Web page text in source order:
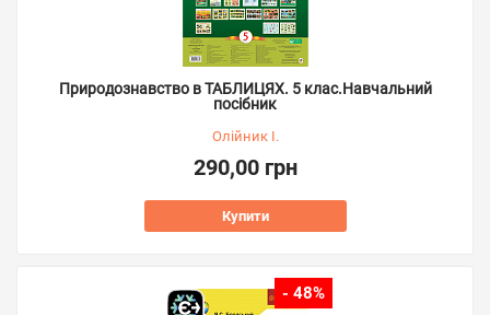
Природознавство в ТАБЛИЦЯХ. 5 клас.Навчальний
посібник
Олійник І.
290,00 грн
Купити
- 48%